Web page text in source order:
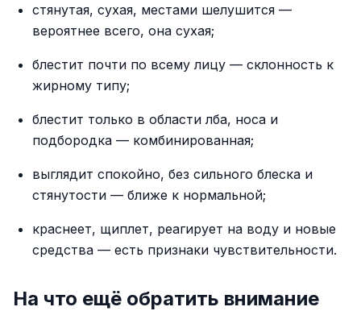
стянутая, сухая, местами шелушится —
вероятнее всего, она сухая;
блестит почти по всему лицу — склонность к
жирному типу;
блестит только в области лба, носа и
подбородка — комбинированная;
выглядит спокойно, без сильного блеска и
стянутости — ближе к нормальной;
краснеет, щиплет, реагирует на воду и новые
средства — есть признаки чувствительности.
На что ещё обратить внимание